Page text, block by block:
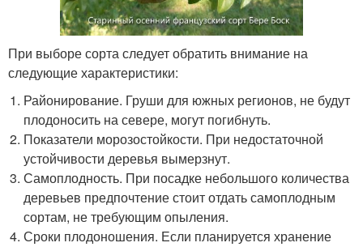
При выборе сорта следует обратить внимание на
следующие характеристики:
Районирование. Груши для южных регионов, не будут
плодоносить на севере, могут погибнуть.
Показатели морозостойкости. При недостаточной
устойчивости деревья вымерзнут.
Самоплодность. При посадке небольшого количества
деревьев предпочтение стоит отдать самоплодным
сортам, не требующим опыления.
Сроки плодоношения. Если планируется хранение